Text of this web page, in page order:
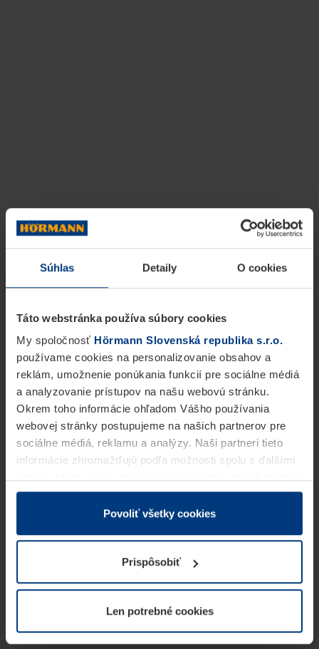
Súhlas Detaily O cookies
Táto webstránka používa súbory cookies
My spoločnosť Hörmann Slovenská republika s.r.o.
používame cookies na personalizovanie obsahov a
reklám, umožnenie ponúkania funkcií pre sociálne médiá
a analyzovanie prístupov na našu webovú stránku.
Okrem toho informácie ohľadom Vášho používania
webovej stránky postupujeme na našich partnerov pre
sociálne médiá, reklamu a analýzy. Naši partneri tieto
informácie zhromažďujú podľa možnosti spolu s ďalšími
v rámci Vášho využívania služieb.
Z právneho hľadiska môžeme cookies ukladať na Vašom
prevádzku tejto stránky. Pre všetky ostatné typy cookie
potrebujeme Vaše povolenie. Vaše povolenie môžete
kedykoľvek zmeniť alebo odvolať vo vysvetlení cookie
našej webovej stránky.
Povoliť všetky cookies
Prispôsobiť
Len potrebné cookies